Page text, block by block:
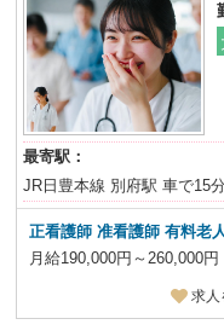
最寄駅：
JR日豊本線 別府駅 車で15分
正看護師 准看護師有料老
月給190,000円～260,000円
求人